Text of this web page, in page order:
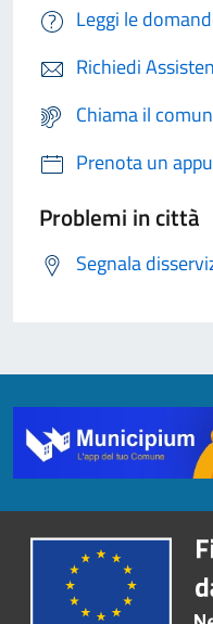
Leggi le
Richiedi
Chiama il
Prenota un
Problemi in città
Segnala